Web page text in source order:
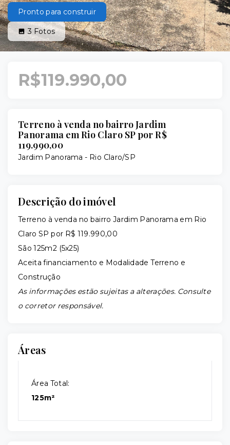
Pronto para construir
3Fotos
R$119.990,00
Terreno à venda no bairro Jardim
Panorama em Rio Claro SP por R$
119.990,00
Jardim Panorama - Rio Claro/SP
Descrição do imóvel
Terreno à venda no bairro Jardim Panorama em Rio
Claro SP por R$ 119.990,00
São 125m2 (5x25)
Aceita financiamento e Modalidade Terreno e
Construção
As informações estão sujeitas a alterações. Consulte
o corretor responsável.
Áreas
Área Total:
125m²